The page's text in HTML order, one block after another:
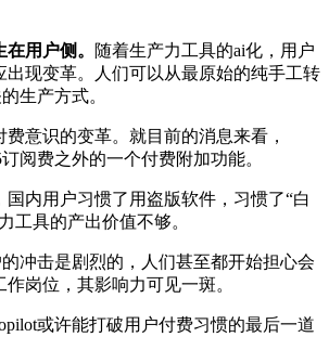
用户侧。
随着生产力工具的ai化，用户
出现变革。人们可以从最原始的纯手工转
生产方式。
意识的变革。就目前的消息来看，
阅费之外的一个付费附加功能。
内用户习惯了用盗版软件，习惯了“白
工具的产出价值不够。
冲击是剧烈的，人们甚至都开始担心会
岗位，其影响力可见一斑。
或许能打破用户付费习惯的最后一道